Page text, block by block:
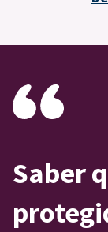
Saber